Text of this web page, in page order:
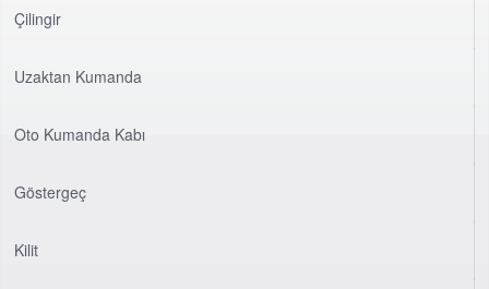
Çilingir
Uzaktan Kumanda
Oto Kumanda Kabı
Göstergeç
Kilit